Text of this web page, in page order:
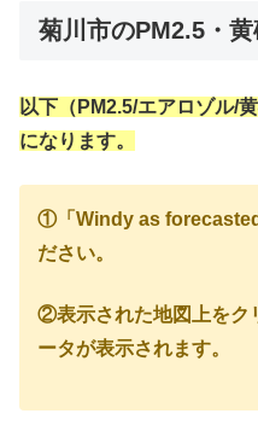
菊川市のPM2.5・
以下（PM2.5/エアロゾル/
になります。
①「Windy as forecasted
ださい。
②表示された地図上をク
ータが表示されます。